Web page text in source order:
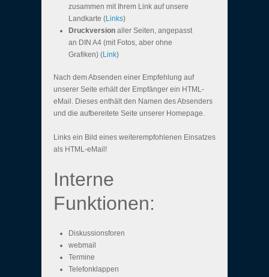
zusammen mit Ihrem Link auf unsere
Landkarte (Links)
Druckversion aller Seiten, angepasst
an DIN A4 (mit Fotos, aber ohne
Grafiken) (Link)
Nach dem Absenden einer Empfehlung auf
unserer Seite erhält der Empfänger ein HTML-
eMail. Dieses enthält den Namen des Absenders
und die aufbereitete Seite unserer Homepage.
Links ein Bild eines weiterempfohlenen Einsatzes
als HTML-eMail!
Interne
Funktionen:
Diskussionsforen
webmail
Termine
Telefonklappen